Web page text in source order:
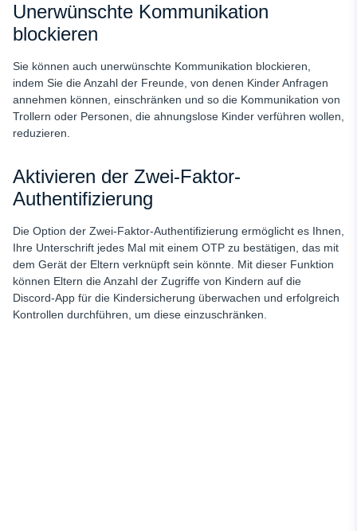
Unerwünschte Kommunikation
blockieren
Sie können auch unerwünschte Kommunikation blockieren,
indem Sie die Anzahl der Freunde, von denen Kinder Anfragen
annehmen können, einschränken und so die Kommunikation von
Trollern oder Personen, die ahnungslose Kinder verführen wollen,
reduzieren.
Aktivieren der Zwei-Faktor-
Authentifizierung
Die Option der Zwei-Faktor-Authentifizierung ermöglicht es Ihnen,
Ihre Unterschrift jedes Mal mit einem OTP zu bestätigen, das mit
dem Gerät der Eltern verknüpft sein könnte. Mit dieser Funktion
können Eltern die Anzahl der Zugriffe von Kindern auf die
Discord-App für die Kindersicherung überwachen und erfolgreich
Kontrollen durchführen, um diese einzuschränken.